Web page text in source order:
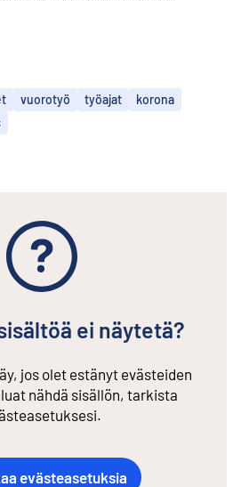
vuorotyö työajat
korona
ei näytetä?
jos olet estänyt evästeiden
nähdä sisällön, tarkista
evästeasetuksia